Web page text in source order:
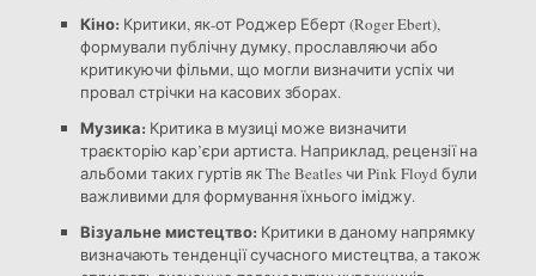
Кіно: Критики, як-от Роджер Еберт (Roger Ebert),
формували публічну думку, прославляючи або
критикуючи фільми, що могли визначити успіх чи
провал стрічки на касових зборах.
Музика: Критика в музиці може визначити
траєкторію кар’єри артиста. Наприклад, рецензії на
альбоми таких гуртів як The Beatles чи Pink Floyd були
важливими для формування їхнього іміджу.
Візуальне мистецтво: Критики в даному напрямку
визначають тенденції сучасного мистецтва, а також